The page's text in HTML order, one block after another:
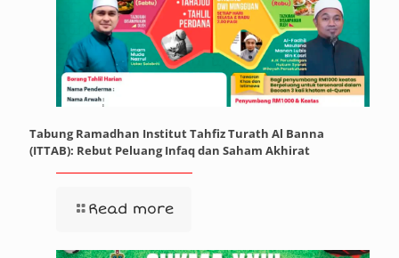
Tabung Ramadhan Institut Tahfiz Turath Al Banna
(ITTAB): Rebut Peluang Infaq dan Saham Akhirat
Read more